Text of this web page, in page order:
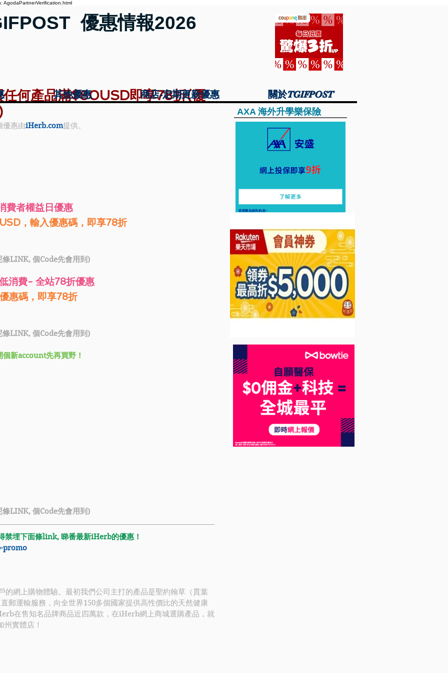
AgodaPartnerVerification.html
優惠情報2026
其他優惠 商店-定期更新優惠 關於TGIFPOST
其他優惠 商店-定期更新優惠 關於TGIFPOST
何產品滿$80USD即享78折(優
優惠由iHerb.com提供。
費者權益日優惠
，輸入優惠碼，即享78折
LINK, 個Code先會用到)
消費- 全站78折優惠
惠碼，即享78折
LINK, 個Code先會用到)
新account先再買野！
LINK, 個Code先會用到)
禁埋下面條link, 睇番最新iHerb的優惠！
promo
網上購物體驗。最初我們公司主打的產品是聖約翰草（貫葉
郵運輸服務，向全世界150多個國家提供高性價比的天然健康
在售知名品牌商品近四萬款，在iHerb網上商城選購產品，就
實體店！
AXA 海外升學樂保險